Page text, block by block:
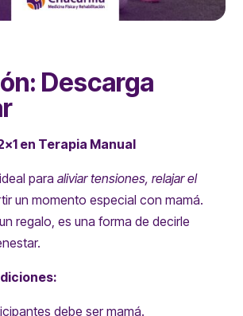
Descarga
en Terapia Manual
para aliviar tensiones, relajar el
un momento especial con mamá.
regalo, es una forma de decirle
debe ser mamá.